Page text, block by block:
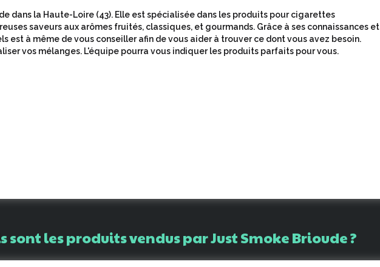
dans la Haute-Loire (43). Elle est spécialisée dans les produits pour cigarettes
saveurs aux arômes fruités, classiques, et gourmands. Grâce à ses connaissances et
est à même de vous conseiller afin de vous aider à trouver ce dont vous avez besoin.
vos mélanges. L'équipe pourra vous indiquer les produits parfaits pour vous.
sontlesproduitsvendusparJustSmokeBrioude?